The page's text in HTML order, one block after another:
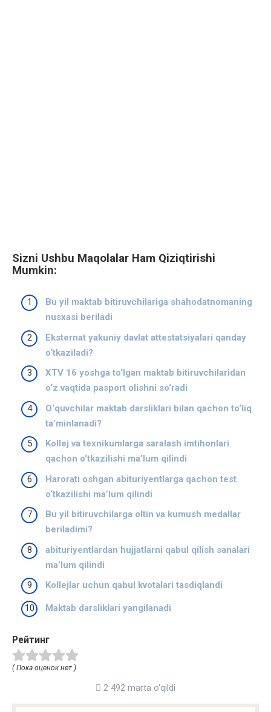
Sizni Ushbu Maqolalar Ham Qiziqtirishi
Mumkin:
Bu yil maktab bitiruvchilariga shahodatnomaning
nusxasi beriladi
Eksternat yakuniy davlat attestatsiyalari qanday
o‘tkaziladi?
XTV 16 yoshga to‘lgan maktab bitiruvchilaridan
o‘z vaqtida pasport olishni so‘radi
O‘quvchilar maktab darsliklari bilan qachon to‘liq
ta’minlanadi?
Kollej va texnikumlarga saralash imtihonlari
qachon o‘tkazilishi ma’lum qilindi
Harorati oshgan abituriyentlarga qachon test
o‘tkazilishi ma’lum qilindi
Bu yil bitiruvchilarga oltin va kumush medallar
beriladimi?
abituriyentlardan hujjatlarni qabul qilish sanalari
ma’lum qilindi
Kollejlar uchun qabul kvotalari tasdiqlandi
Maktab darsliklari yangilanadi
Рейтинг
( Пока оценок нет )
2 492 marta o'qildi